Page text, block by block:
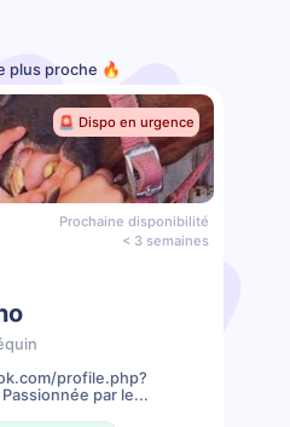
plus proche 🔥
🚨 Dispo en urgence
Prochaine disponibilité
< 3 semaines
profile.php?
par le...